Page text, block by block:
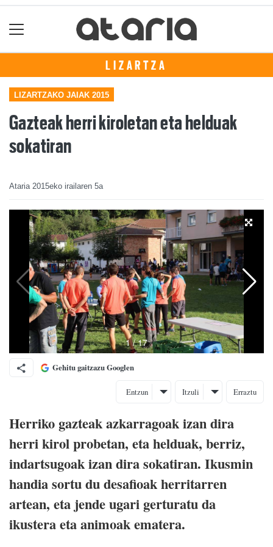
LIZARTZA
LIZARTZAKO JAIAK 2015
Gazteak herri kiroletan eta helduak
sokatiran
Ataria 2015eko irailaren 5a
Gehitu gaitzazu Googlen
Entzun Itzuli Erraztu
Herriko gazteak azkarragoak izan dira
herri kirol probetan, eta helduak, berriz,
indartsugoak izan dira sokatiran. Ikusmin
handia sortu du desafioak herritarren
artean, eta jende ugari gerturatu da
ikustera eta animoak ematera.